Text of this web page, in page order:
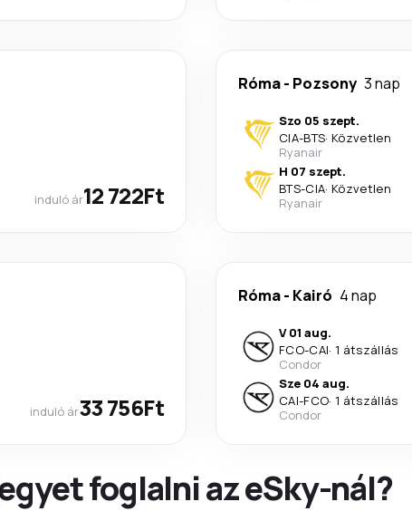
induló ár12 722Ft
Róma- Pozsony 3 nap
Szo 05 szept.
CIA-BTS· Közvetlen
Ryanair
H 07 szept.
BTS-CIA· Közvetlen
Ryanair
induló ár33 756Ft
Róma- Kairó 4 nap
V 01 aug.
FCO-CAI· 1 átszállás
Condor
Sze 04 aug.
CAI-FCO· 1 átszállás
Condor
foglalni az eSky-nál?